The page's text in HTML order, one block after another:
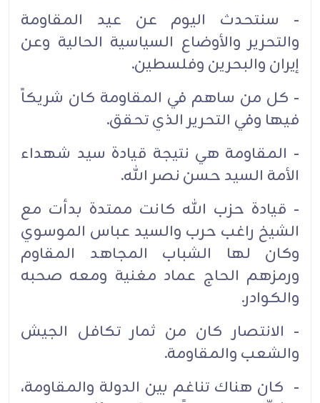
- سنتحدث اليوم عن عيد المقاومة
والتحرير والأوضاع السياسية الحالية وعن
إيران والبحرين وفلسطين.
- كل من ساهم في المقاومة كان شريكاً
فيها وفي التحرير الذي تحقق.
- المقاومة هي نتيجة قيادة سيد شهداء
الأمة السيد حسن نصر الله.
- قيادة حزب الله كانت ممتدة بدأت مع
الشيخ راغب حرب والسيد عباس الموسوي
وكان لها الشباب المجاهد المقاوم
ورمزهم الحاج عماد مغنية ومعه صحبه
والكوادر.
- الانتصار كان من ثمار تكافل الجيش
والشعب والمقاومة.
- كان هناك تناغم بين الدولة والمقاومة،